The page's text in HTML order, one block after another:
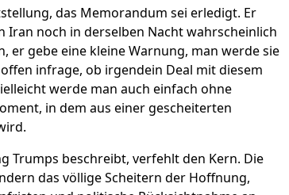
das Memorandum sei erledigt. Er
Iran noch in derselben Nacht wahrscheinlich
er gebe eine kleine Warnung, man werde sie
infrage, ob irgendein Deal mit diesem
werde man auch einfach ohne
in dem aus einer gescheiterten
Trumps beschreibt, verfehlt den Kern. Die
das völlige Scheitern der Hoffnung,